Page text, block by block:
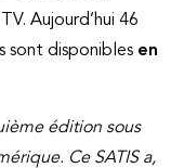
Aujourd’hui 46
sont disponibles en
édition sous
Ce SATIS a,